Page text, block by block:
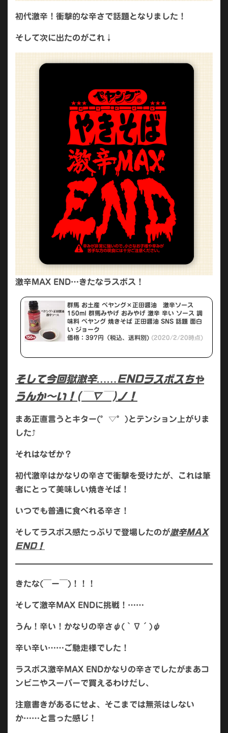
初代激辛！衝撃的な辛さで話題となりました！
そして次に出たのがこれ↓
激辛MAX END…きたなラスボス！
群馬 お土産 ペヤング×正田醤油 激辛ソース
150ml 群馬みやげ おみやげ 激辛 辛い ソース 調
味料 ペヤング 焼きそば 正田醤油 SNS 話題 面白
い ジョーク
価格：397円（税込、送料別) (2020/2/20時点)
そして今回獄激辛……ENDラスボスちゃ
うんか〜い！(￣∇￣)ノ！
まあ正直言うとキター(°▽°)とテンション上がりま
した⤴︎
それはなぜか？
初代激辛はかなりの辛さで衝撃を受けたが、これは筆
者にとって美味しい焼きそば！
いつでも普通に食べれる辛さ！
そしてラスボス感たっぷりで登場したのが激辛MAX
END！
きたな(￣ー￣)！！！
そして激辛MAX ENDに挑戦！……
うん！辛い！かなりの辛さψ(｀∇´)ψ
辛い辛い……ご馳走様でした！
ラスボス激辛MAX ENDかなりの辛さでしたがまあコ
ンビニやスーパーで買えるわけだし、
注意書きがあるにせよ、そこまでは無茶はしない
か……と言った感じ！